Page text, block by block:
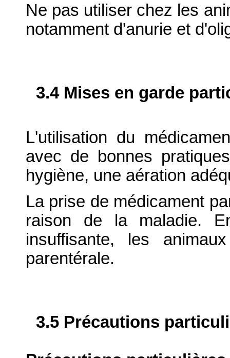
Ne pas utiliser chez les
notamment d'anurie et
3.4 Mises en garde
L'utilisation du
avec de bonnes
hygiène, une aération
La prise de médicament
raison de la maladie.
insuffisante, les
parentérale.
3.5 Précautions